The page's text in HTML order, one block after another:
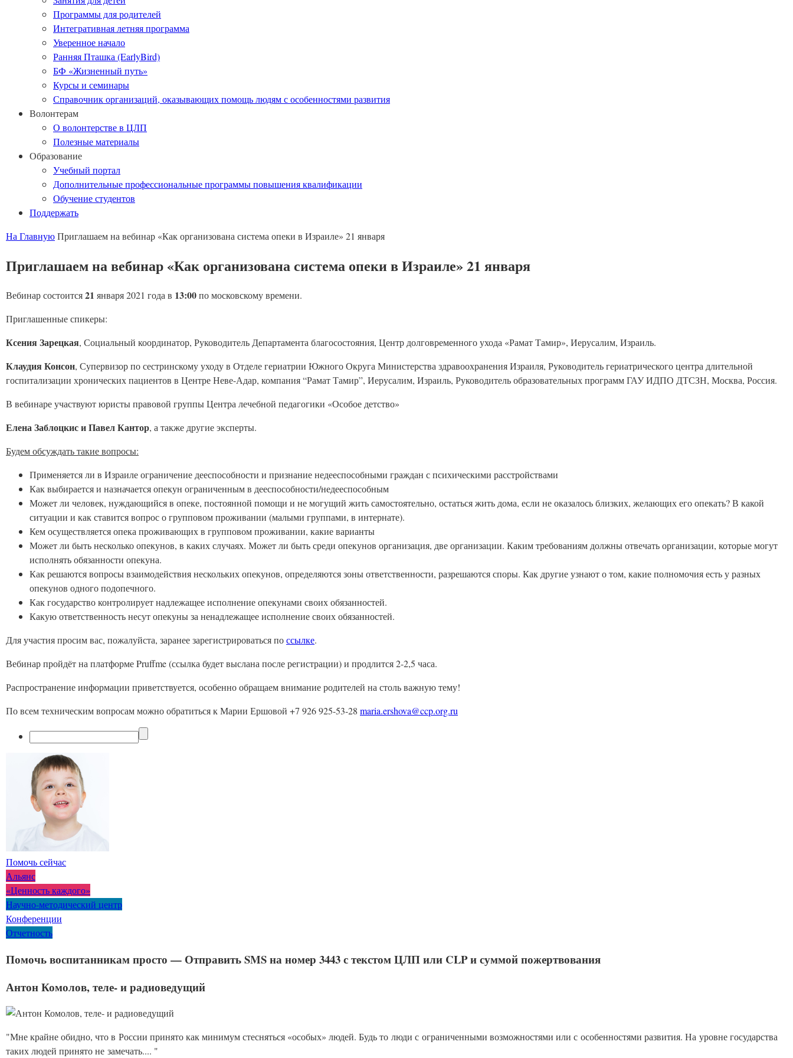
Программы для родителей
Интегративная летняя программа
Уверенное начало
Ранняя Пташка (EarlyBird)
БФ «Жизненный путь»
Курсы и семинары
Справочник организаций, оказывающих помощь людям с особенностями развития
Волонтерам
О волонтерстве в ЦЛП
Полезные материалы
Образование
Учебный портал
Дополнительные профессиональные программы повышения квалификации
Обучение студентов
Поддержать
На ГлавнуюПриглашаем на вебинар «Как организована система опеки в Израиле» 21 января
Приглашаем на вебинар «Как организована система опеки в Израиле» 21 января
Вебинар состоится21 января 2021 года в 13:00по московскому времени.
Приглашенные спикеры:
Ксения Зарецкая, Социальный координатор, Руководитель Департамента благосостояния, Центр долговременного ухода «Рамат Тамир», Иерусалим, Израиль.
Клаудия Консон, Супервизор по сестринскому уходу в Отделе гериатрии Южного Округа Министерства здравоохранения Израиля, Руководитель гериатрического центра длительной
госпитализации хронических пациентов в Центре Неве-Адар, компания “Рамат Тамир”, Иерусалим, Израиль, Руководитель образовательных программ ГАУ ИДПО ДТСЗН, Москва, Россия.
В вебинаре участвуют юристы правовой группы Центра лечебной педагогики «Особое детство»
Елена Заблоцкис и Павел Кантор, а также другие эксперты.
Будем обсуждать такие вопросы:
Применяется ли в Израиле ограничение дееспособности и признание недееспособными граждан с психическими расстройствами
Как выбирается и назначается опекун ограниченным в дееспособности/недееспособным
Может ли человек, нуждающийся в опеке, постоянной помощи и не могущий жить самостоятельно, остаться жить дома, если не оказалось близких, желающих его опекать? В какой
ситуации и как ставится вопрос о групповом проживании (малыми группами, в интернате).
Кем осуществляется опека проживающих в групповом проживании, какие варианты
Может ли быть несколько опекунов, в каких случаях. Может ли быть среди опекунов организация, две организации. Каким требованиям должны отвечать организации, которые могут
исполнять обязанности опекуна.
Как решаются вопросы взаимодействия нескольких опекунов, определяются зоны ответственности, разрешаются споры. Как другие узнают о том, какие полномочия есть у разных
опекунов одного подопечного.
Как государство контролирует надлежащее исполнение опекунами своих обязанностей.
Какую ответственность несут опекуны за ненадлежащее исполнение своих обязанностей.
Для участия просим вас, пожалуйста, заранее зарегистрироваться поссылке.
Вебинар пройдёт на платформе Pruffme (ссылка будет выслана после регистрации) и продлится 2-2,5 часа.
Распространение информации приветствуется, особенно обращаем внимание родителей на столь важную тему!
По всем техническим вопросам можно обратиться к Марии Ершовой +7 926 925-53-28 maria.ershova@ccp.org.ru
Помочь сейчас
Альянс
«Ценность каждого»
Научно-методический центр
Конференции
Отчетность
Помочь воспитанникам просто — Отправить SMS на номер 3443 с текстом ЦЛП или CLP и суммой пожертвования
Антон Комолов, теле- и радиоведущий
"Мне крайне обидно, что в России принято как минимум стесняться «особых» людей. Будь то люди с ограниченными возможностями или с особенностями развития. На уровне государства
таких людей принято не замечать.... "